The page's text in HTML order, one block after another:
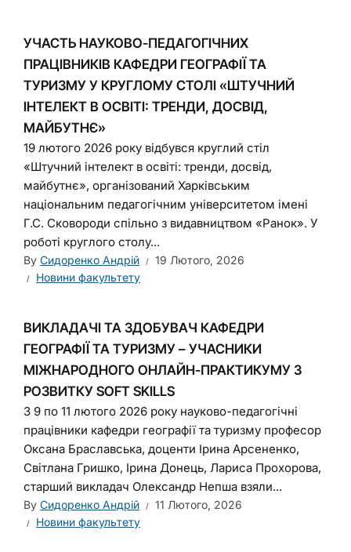
УЧАСТЬ НАУКОВО-ПЕДАГОГІЧНИХ
ПРАЦІВНИКІВ КАФЕДРИ ГЕОГРАФІЇ ТА
ТУРИЗМУ У КРУГЛОМУ СТОЛІ «ШТУЧНИЙ
ІНТЕЛЕКТ В ОСВІТІ: ТРЕНДИ, ДОСВІД,
МАЙБУТНЄ»
19 лютого 2026 року відбувся круглий стіл
«Штучний інтелект в освіті: тренди, досвід,
майбутнє», організований Харківським
національним педагогічним університетом імені
Г.С. Сковороди спільно з видавництвом «Ранок». У
роботі круглого столу...
By Сидоренко Андрій
19 Лютого, 2026
Новини факультету
ВИКЛАДАЧІ ТА ЗДОБУВАЧ КАФЕДРИ
ГЕОГРАФІЇ ТА ТУРИЗМУ – УЧАСНИКИ
МІЖНАРОДНОГО ОНЛАЙН-ПРАКТИКУМУ З
РОЗВИТКУ SOFT SKILLS
З 9 по 11 лютого 2026 року науково-педагогічні
працівники кафедри географії та туризму професор
Оксана Браславська, доценти Ірина Арсененко,
Світлана Гришко, Ірина Донець, Лариса Прохорова,
старший викладач Олександр Непша взяли...
By Сидоренко Андрій
11 Лютого, 2026
Новини факультету